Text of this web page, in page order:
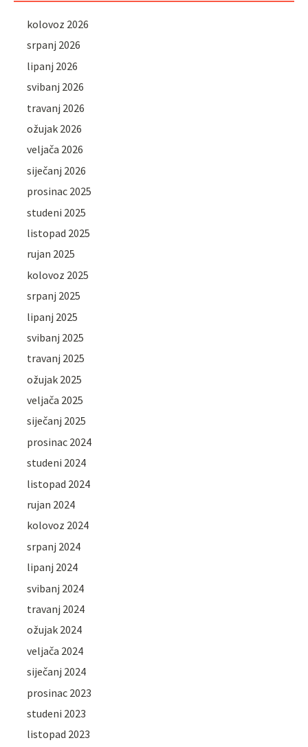
kolovoz 2026
srpanj 2026
lipanj 2026
svibanj 2026
travanj 2026
ožujak 2026
veljača 2026
siječanj 2026
prosinac 2025
studeni 2025
listopad 2025
rujan 2025
kolovoz 2025
srpanj 2025
lipanj 2025
svibanj 2025
travanj 2025
ožujak 2025
veljača 2025
siječanj 2025
prosinac 2024
studeni 2024
listopad 2024
rujan 2024
kolovoz 2024
srpanj 2024
lipanj 2024
svibanj 2024
travanj 2024
ožujak 2024
veljača 2024
siječanj 2024
prosinac 2023
studeni 2023
listopad 2023